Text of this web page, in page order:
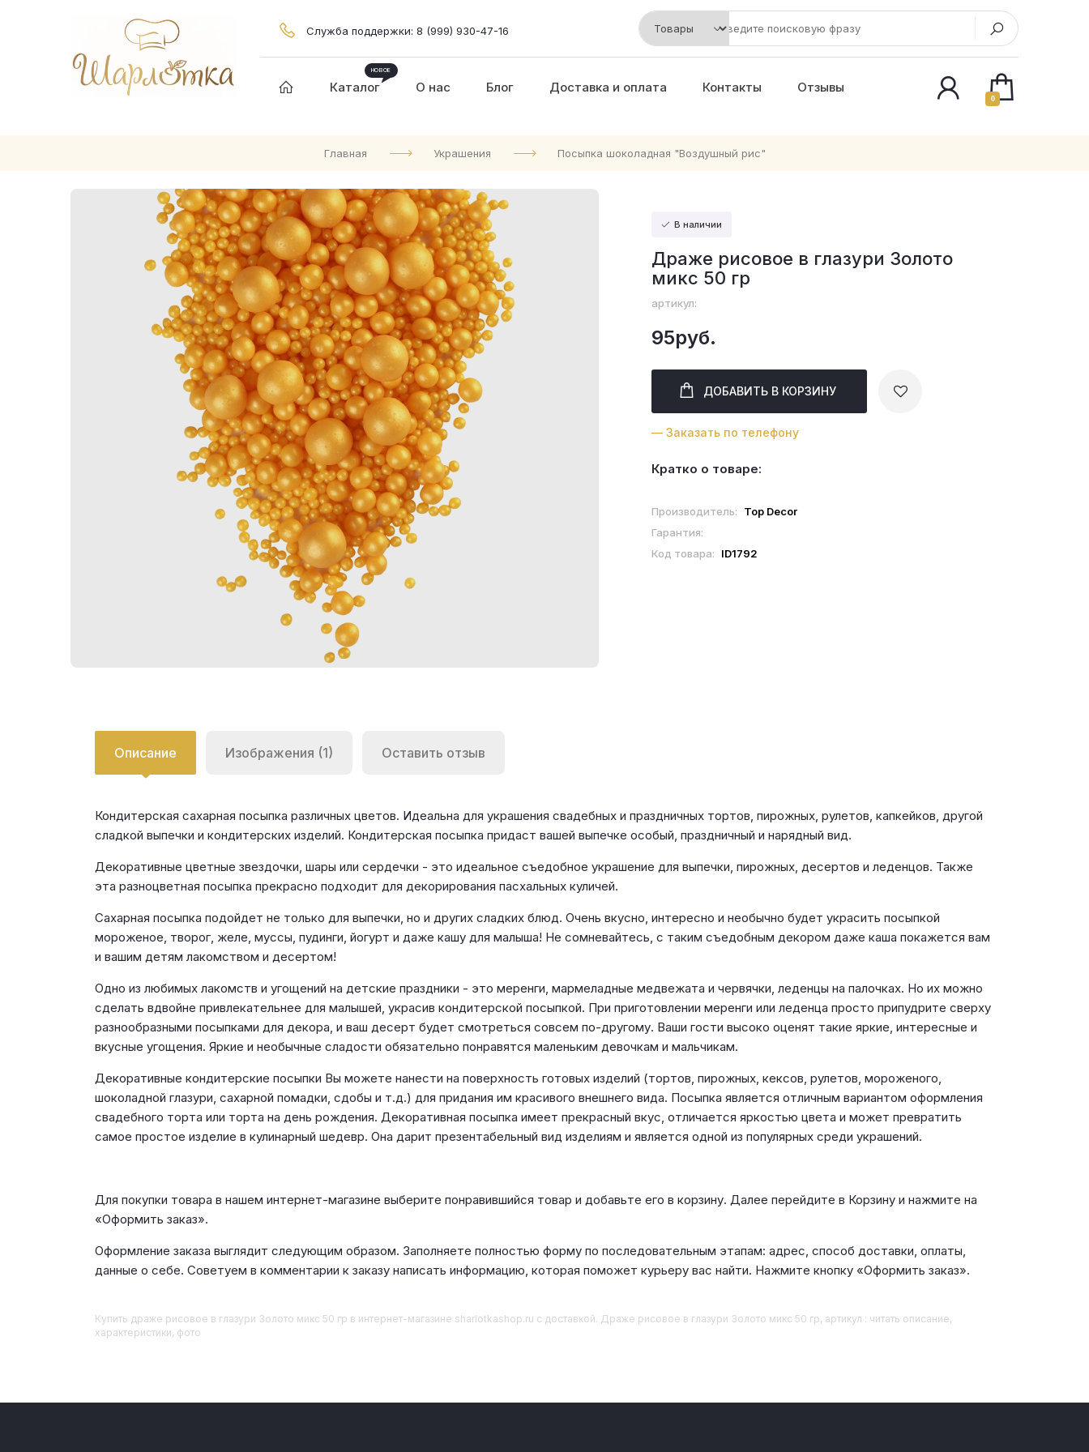
Служба поддержки: 8 (999) 930-47-16
Каталог О нас Блог Доставка и оплата Контакты Отзывы
0
Главная Украшения Посыпка шоколадная "Воздушный рис"
В наличии
Драже рисовое в глазури Золото
микс 50 гр
артикул:
95руб.
ДОБАВИТЬ В КОРЗИНУ
— Заказать по телефону
Кратко о товаре:
Производитель:
Top Decor
Гарантия:
Код товара:
ID1792
Описание Изображения (1) Оставить отзыв
Кондитерская сахарная посыпка различных цветов. Идеальна для украшения свадебных и праздничных тортов, пирожных, рулетов, капкейков, другой
сладкой выпечки и кондитерских изделий. Кондитерская посыпка придаст вашей выпечке особый, праздничный и нарядный вид.
Декоративные цветные звездочки, шары или сердечки - это идеальное съедобное украшение для выпечки, пирожных, десертов и леденцов. Также
эта разноцветная посыпка прекрасно подходит для декорирования пасхальных куличей.
Сахарная посыпка подойдет не только для выпечки, но и других сладких блюд. Очень вкусно, интересно и необычно будет украсить посыпкой
мороженое, творог, желе, муссы, пудинги, йогурт и даже кашу для малыша! Не сомневайтесь, с таким съедобным декором даже каша покажется вам
и вашим детям лакомством и десертом!
Одно из любимых лакомств и угощений на детские праздники - это меренги, мармеладные медвежата и червячки, леденцы на палочках. Но их можно
сделать вдвойне привлекательнее для малышей, украсив кондитерской посыпкой. При приготовлении меренги или леденца просто припудрите сверху
разнообразными посыпками для декора, и ваш десерт будет смотреться совсем по-другому. Ваши гости высоко оценят такие яркие, интересные и
вкусные угощения. Яркие и необычные сладости обязательно понравятся маленьким девочкам и мальчикам.
Декоративные кондитерские посыпки Вы можете нанести на поверхность готовых изделий (тортов, пирожных, кексов, рулетов, мороженого,
шоколадной глазури, сахарной помадки, сдобы и т.д.) для придания им красивого внешнего вида. Посыпка является отличным вариантом оформления
свадебного торта или торта на день рождения. Декоративная посыпка имеет прекрасный вкус, отличается яркостью цвета и может превратить
самое простое изделие в кулинарный шедевр. Она дарит презентабельный вид изделиям и является одной из популярных среди украшений.
Для покупки товара в нашем интернет-магазине выберите понравившийся товар и добавьте его в корзину. Далее перейдите в Корзину и нажмите на
«Оформить заказ».
Оформление заказа выглядит следующим образом. Заполняете полностью форму по последовательным этапам: адрес, способ доставки, оплаты,
данные о себе. Советуем в комментарии к заказу написать информацию, которая поможет курьеру вас найти. Нажмите кнопку «Оформить заказ».
Купить Драже рисовое в глазури Золото микс 50 гр в интернет-магазине sharlotkashop.ru с доставкой. Драже рисовое в глазури Золото микс 50 гр, артикул : читать описание,
характеристики, фото